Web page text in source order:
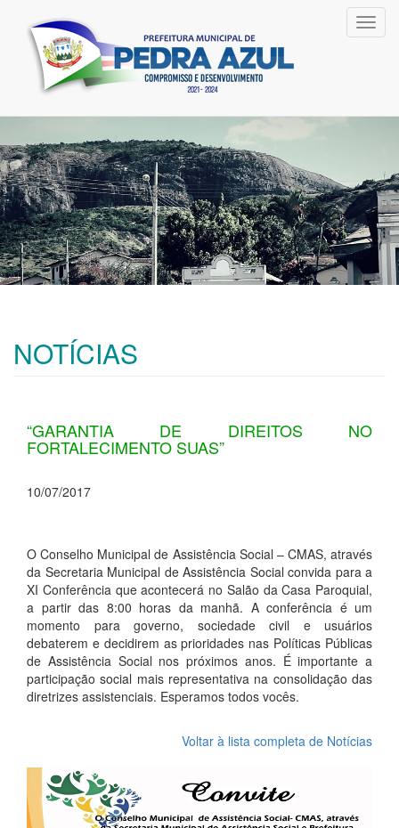
NOTÍCIAS
“GARANTIA DE DIREITOS NO
FORTALECIMENTO SUAS”
10/07/2017
O Conselho Municipal de Assistência Social – CMAS, através
da Secretaria Municipal de Assistência Social convida para a
XI Conferência que acontecerá no Salão da Casa Paroquial,
a partir das 8:00 horas da manhã. A conferência é um
momento para governo, sociedade civil e usuários
debaterem e decidirem as prioridades nas Políticas Públicas
de Assistência Social nos próximos anos. É importante a
participação social mais representativa na consolidação das
diretrizes assistenciais. Esperamos todos vocês.
Voltar à lista completa de Notícias